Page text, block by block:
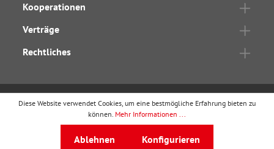
Kooperationen
Verträge
Rechtliches
wbv Publikationist ein Geschäftsbereich von
Diese Website verwendet Cookies, um eine bestmögliche Erfahrung bieten zu
können. Mehr Informationen ...
Ablehnen Konfigurieren